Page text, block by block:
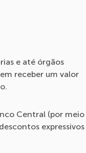
e até órgãos
receber um valor
Central (por meio
expressivos